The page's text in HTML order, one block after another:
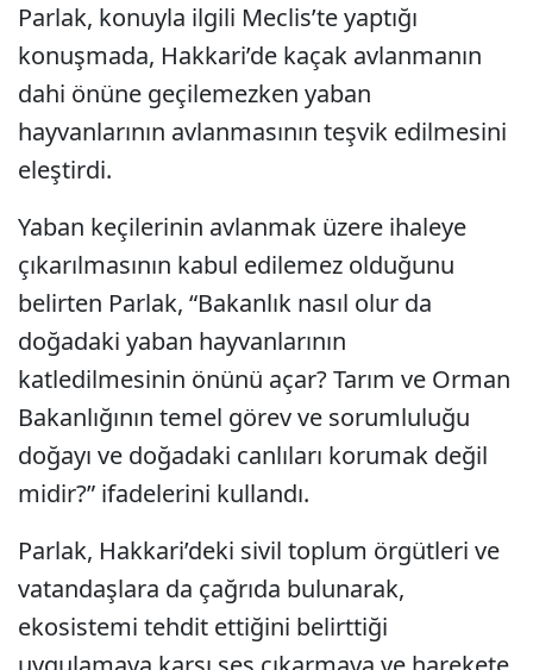
Parlak, konuyla ilgili Meclis’te yaptığı
konuşmada, Hakkari’de kaçak avlanmanın
dahi önüne geçilemezken yaban
hayvanlarının avlanmasının teşvik edilmesini
eleştirdi.
Yaban keçilerinin avlanmak üzere ihaleye
çıkarılmasının kabul edilemez olduğunu
belirten Parlak, “Bakanlık nasıl olur da
doğadaki yaban hayvanlarının
katledilmesinin önünü açar? Tarım ve Orman
Bakanlığının temel görev ve sorumluluğu
doğayı ve doğadaki canlıları korumak değil
midir?” ifadelerini kullandı.
Parlak, Hakkari’deki sivil toplum örgütleri ve
vatandaşlara da çağrıda bulunarak,
ekosistemi tehdit ettiğini belirttiği